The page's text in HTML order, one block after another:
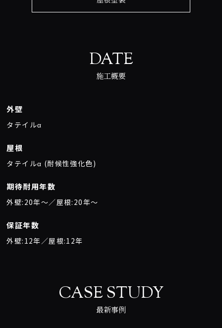
DATE
施工概要
外壁
タテイルα
屋根
タテイルα (耐候性強化色)
期待耐用年数
外壁:20年〜／屋根:20年〜
保証年数
外壁:12年／屋根:12年
CASE STUDY
最新事例